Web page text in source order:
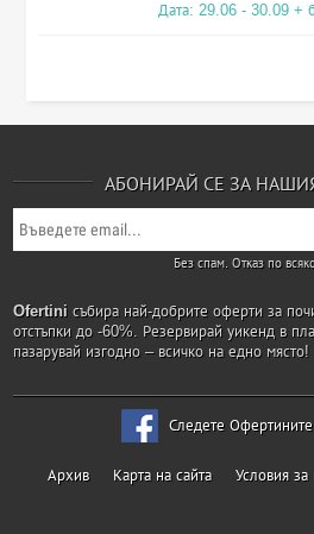
Дата: 29.06 - 30.09 +
АБОНИРАЙ СЕ ЗА
Без спам. Отказ по
Ofertini събира най-добрите оферти за
отстъпки до -60%. Резервирай уикенд в
пазарувай изгодно – всичко на едно място!
Следете
Архив Карта на сайта Условия за